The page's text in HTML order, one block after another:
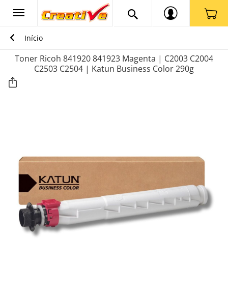
Início
Toner Ricoh 841920 841923 Magenta | C2003 C2004
C2503 C2504 | Katun Business Color 290g